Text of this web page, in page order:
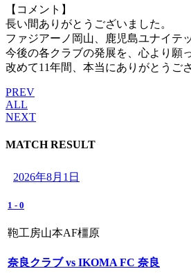
【コメント】
長い間ありがとうございました。
ファジアーノ岡山、鹿児島ユナイテ
今後の各クラブの発展を、心より願
改めて11年間、本当にありがとうご
PREV
ALL
NEXT
MATCH RESULT
2026年8月1日
1 - 0
鞄工房山本AF橿原
奈良クラブ vs IKOMA FC 奈良